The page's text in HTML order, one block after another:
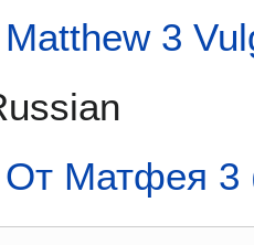
Matthew 3
От Матфея 3